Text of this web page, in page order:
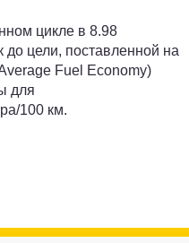
цикле в 8.98
до цели, поставленной на
Fuel Economy)
для
100 км.